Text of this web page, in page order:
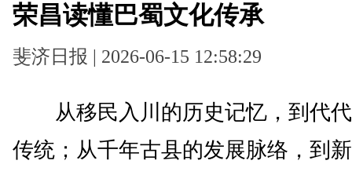
荣昌读懂巴蜀文化传承
斐济日报 | 2026-06-15 12:58:29
从移民入川的历史记忆，到代代
传统；从千年古县的发展脉络，到